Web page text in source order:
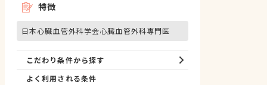
特徴
日本心臓血管外科学会心臓血管外科専門医
こだわり条件から探す
よく利用される条件